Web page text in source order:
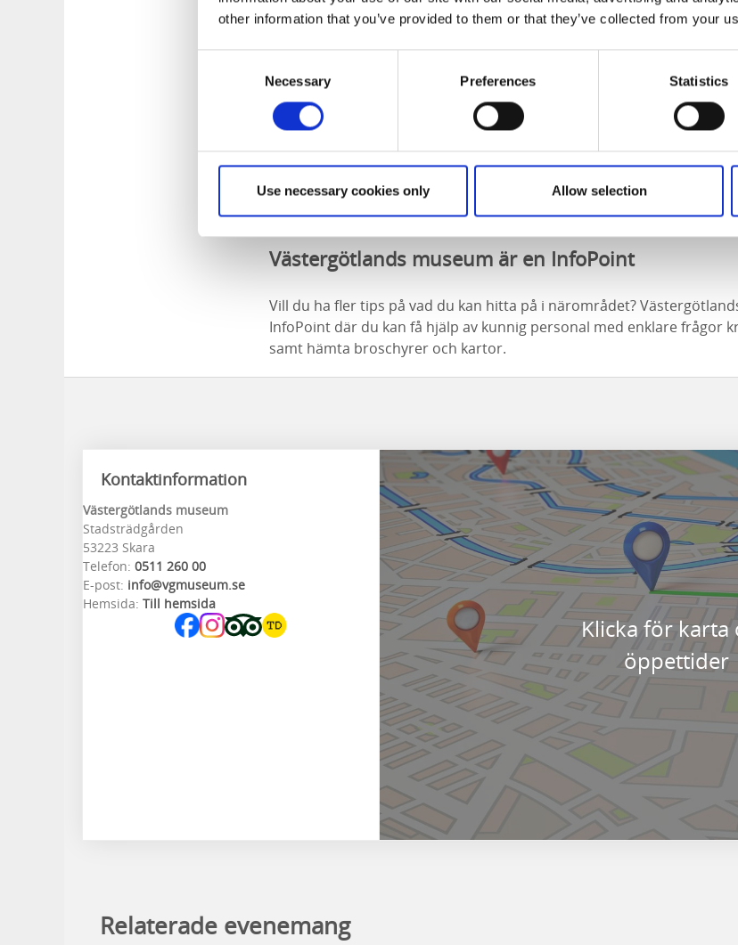
other information that you’ve provided to them or that they’ve collected from your
Necessary Preferences Statistics
Use necessary cookies only Allow selection
Fornbyn bredvid museet
Granne med Västergötlands museum liggerFornbyndär du kan
tjugotal byggnader från 1800-talet och få en bild av hur det gamla
sommarhalvåret sjuder det av liv med många publika arrangemang i
Västergötlands museum är en InfoPoint
Vill du ha fler tips på vad du kan hitta på i närområdet?
InfoPoint där du kan få hjälp av kunnig personal med enklare frågor
samt hämta broschyrer och kartor.
Kontaktinformation
Västergötlands museum
Stadsträdgården
53223 Skara
Telefon: 0511 260 00
E-post: info@vgmuseum.se
Hemsida: Till hemsida
Klicka för karta
öppettider
Relaterade evenemang